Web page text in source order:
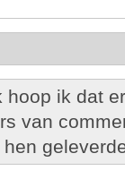
ik dat
van